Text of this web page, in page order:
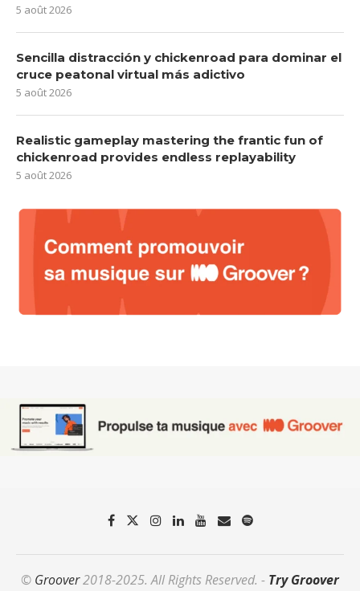
5 août 2026
Sencilla distracción y chickenroad para dominar el
cruce peatonal virtual más adictivo
5 août 2026
Realistic gameplay mastering the frantic fun of
chickenroad provides endless replayability
5 août 2026
© Groover2018-2025. All Rights Reserved. - Try Groover